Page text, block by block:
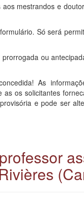
mestrandos e
Só será
ou
As
os solicitantes
e pode ser